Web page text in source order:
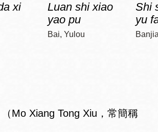
xi
Luan shi xiao
yao pu
Bai, Yulou
Shi
yu
Mo Xiang Tong Xiu，常簡稱